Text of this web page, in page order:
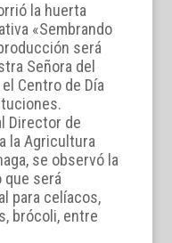
la huerta
«Sembrando
será
Señora del
Centro de Día
Director de
la Agricultura
se observó la
que será
para celíacos,
brócoli, entre